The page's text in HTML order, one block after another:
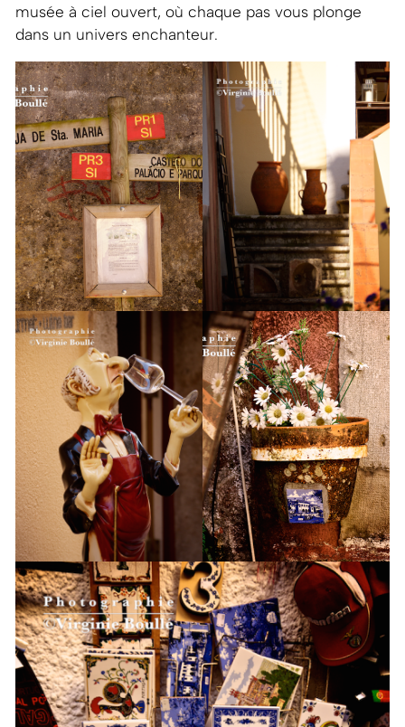
musée à ciel ouvert, où chaque pas vous plonge
dans un univers enchanteur.